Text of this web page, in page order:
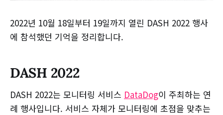
2022년 10월 18일부터 19일까지 열린 DASH 2022 행사
에 참석했던 기억을 정리합니다.
DASH 2022
DASH 2022는 모니터링 서비스 DataDog이 주최하는 연
례 행사입니다. 서비스 자체가 모니터링에 초점을 맞추는